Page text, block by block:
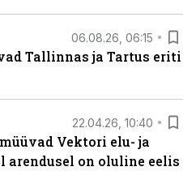
06.08.26, 06:15
Tallinnas ja Tartus eriti
22.04.26, 10:40
Vektori elu- ja
arendusel on oluline eelis